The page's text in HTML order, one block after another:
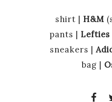
shirt | H&M
pants | Lefties
sneakers |
bag |